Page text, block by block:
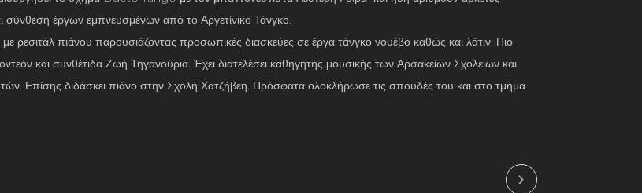
σύνθεση έργων εμπνευσμένων από το Αργετίνικο Τάνγκο.
ρεσιτάλ πιάνου παρουσιάζοντας προσωπικές διασκεύες σε έργα τάνγκο νουέβο καθώς και λάτιν. Πιο
και συνθέτιδα Ζωή Τηγανούρια. Έχει διατελέσει καθηγητής μουσικής των Αρσακείων Σχολείων και
Επίσης διδάσκει πιάνο στην Σχολή Χατζήβεη. Πρόσφατα ολοκλήρωσε τις σπουδές του και στο τμήμα